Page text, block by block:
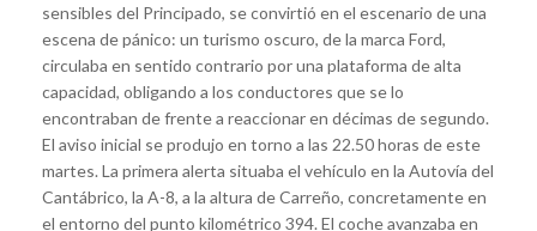
sensibles del Principado, se convirtió en el escenario de una
escena de pánico: un turismo oscuro, de la marca Ford,
circulaba en sentido contrario por una plataforma de alta
capacidad, obligando a los conductores que se lo
encontraban de frente a reaccionar en décimas de segundo.
El aviso inicial se produjo en torno a las 22.50 horas de este
martes. La primera alerta situaba el vehículo en la Autovía del
Cantábrico, la A-8, a la altura de Carreño, concretamente en
el entorno del punto kilométrico 394. El coche avanzaba en